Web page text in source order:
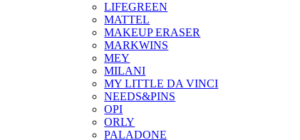
LIFEGREEN
MATTEL
MAKEUP ERASER
MARKWINS
MEY
MILANI
MY LITTLE DA VINCI
NEEDS&PINS
OPI
ORLY
PALADONE